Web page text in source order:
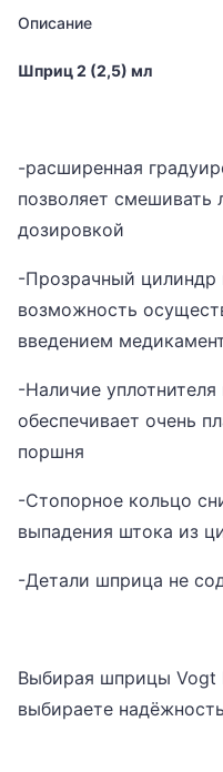
Описание
Шприц 2 (2,5) мл
-расширенная
позволяет смешивать
дозировкой
-Прозрачный цилиндр
возможность
введением
-Наличие
обеспечивает очень
поршня
-Стопорное кольцо
выпадения штока из
-Детали шприца не
Выбирая шприцы Vogt
выбираете